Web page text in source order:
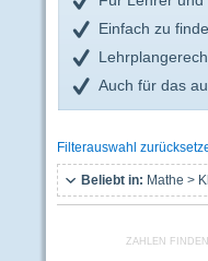
Einfach zu
Auch für das
Filterauswahl
Beliebt in: Mathe >
ZAHLEN